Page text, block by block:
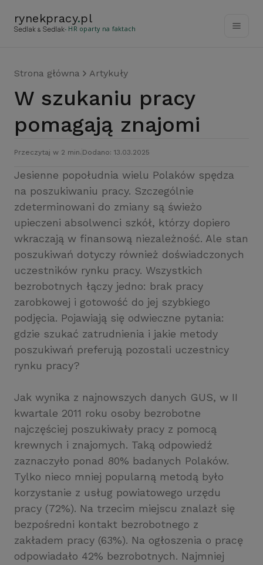
rynekpracy.pl
- HR oparty na faktach
Strona główna Artykuły
W szukaniu pracy
pomagają znajomi
Przeczytaj w 2 min. Dodano: 13.03.2025
Jesienne popołudnia wielu Polaków spędza
na poszukiwaniu pracy. Szczególnie
zdeterminowani do zmiany są świeżo
upieczeni absolwenci szkół, którzy dopiero
wkraczają w finansową niezależność. Ale stan
poszukiwań dotyczy również doświadczonych
uczestników rynku pracy. Wszystkich
bezrobotnych łączy jedno: brak pracy
zarobkowej i gotowość do jej szybkiego
podjęcia. Pojawiają się odwieczne pytania:
gdzie szukać zatrudnienia i jakie metody
poszukiwań preferują pozostali uczestnicy
rynku pracy?
Jak wynika z najnowszych danych GUS, w II
kwartale 2011 roku osoby bezrobotne
najczęściej poszukiwały pracy z pomocą
krewnych i znajomych. Taką odpowiedź
zaznaczyło ponad 80% badanych Polaków.
Tylko nieco mniej popularną metodą było
korzystanie z usług powiatowego urzędu
pracy (72%). Na trzecim miejscu znalazł się
bezpośredni kontakt bezrobotnego z
zakładem pracy (63%). Na ogłoszenia o pracę
odpowiadało 42% bezrobotnych. Najmniej